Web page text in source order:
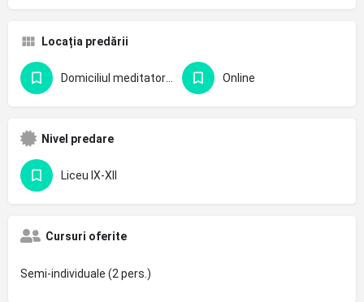
Locația predării
Online
Nivel predare
Liceu IX-XII
Cursuri oferite
Semi-individuale (2 pers.)